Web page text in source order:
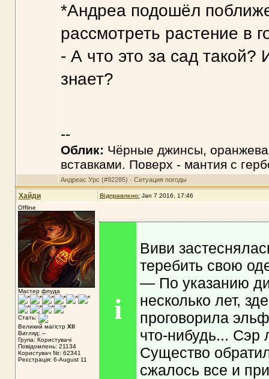
*Андреа подошёл
рассмотреть растение в
- А что это за сад такой?
знает?
--
Облик: Чёрные джинсы,
вставками. Поверх - мантия с
Андреас Урс (#92285) · Ситуация погоды
Хайди Відправлено: Jan 7 2016, 17:46
Offline
Мастер флуда
Стать:
Великий магістр XII
Вигляд: --
Група: Користувачі
Повідомлень: 21134
Користувач №: 62341
Реєстрація: 6-August 11
i
Виви
теребить свою
— По указанию
несколько лет,
проговорила
что-нибудь... Сэр
Существо
сжалось все и